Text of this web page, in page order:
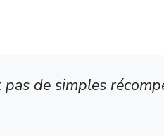
de simples